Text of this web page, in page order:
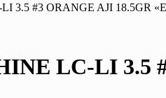
3.5 #3 ORANGE AJI 18.5GR
LC-LI 3.5